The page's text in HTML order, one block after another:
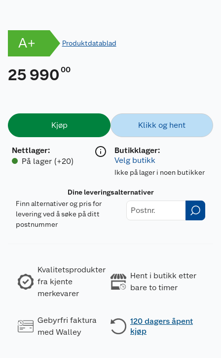
A+ Produktdatablad
25 990 00
Kjøp
Nettlager:
På lager (+20)
Klikk og hent
Butikklager:
Velg butikk
Ikke på lager i noen butikker
Dine leveringsalternativer
Finn alternativer og pris for
levering ved å søke på ditt
postnummer
Kvalitetsprodukter
fra kjente
merkevarer
Hent i butikk etter
bare to timer
Gebyrfri faktura
med Walley
120 dagers åpent
kjøp